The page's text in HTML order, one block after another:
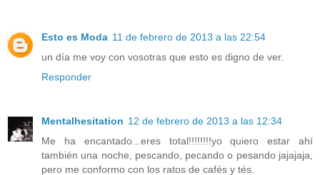
Esto es Moda 11 de febrero de 2013 a las 22:54
un día me voy con vosotras que esto es digno de ver.
Responder
Mentalhesitation 12 de febrero de 2013 a las 12:34
Me ha encantado...eres total!!!!!!!!yo quiero estar ahí
también una noche, pescando, pecando o pesando jajajaja,
pero me conformo con los ratos de cafés y tés.